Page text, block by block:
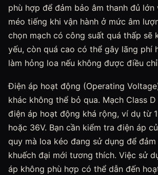
phù hợp để đảm bảo âm thanh đủ lớn
méo tiếng khi vận hành ở mức âm
chọn mạch có công suất quá thấp sẽ
yếu, còn quá cao có thể gây lãng phí
làm hỏng loa nếu không được điều
Điện áp hoạt động (Operating
khác không thể bỏ qua. Mạch Class
điện áp hoạt động khá rộng, ví dụ từ
hoặc 36V. Bạn cần kiểm tra điện áp
quy mà loa kéo đang sử dụng để
khuếch đại mới tương thích. Việc sử
áp không phù hợp có thể dẫn đến